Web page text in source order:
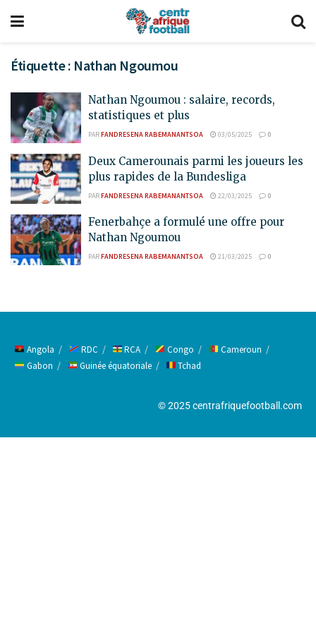
Étiquette : Nathan Ngoumou
Nathan Ngoumou : salaire, records,
statistiques et plus
PARFANDRESENA RABEMANANTSOA 03/05/2025 0
Deux Camerounais parmi les joueurs les
plus rapides de la Bundesliga
PARFANDRESENA RABEMANANTSOA 22/03/2025 0
Fenerbahçe a formulé une offre pour
Nathan Ngoumou
PARFANDRESENA RABEMANANTSOA 21/03/2025 0
Angola RDC RCA Congo
Cameroun
Gabon
Guinée équatoriale Tchad
© 2025 centrafriquefootball.com